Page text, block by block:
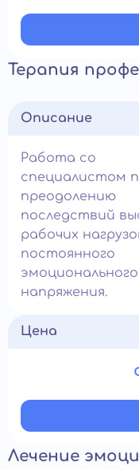
Терапия
Описание
Работа со
специалистом
преодолению
последствий
рабочих
постоянного
эмоционального
напряжения.
Цена
Лечение